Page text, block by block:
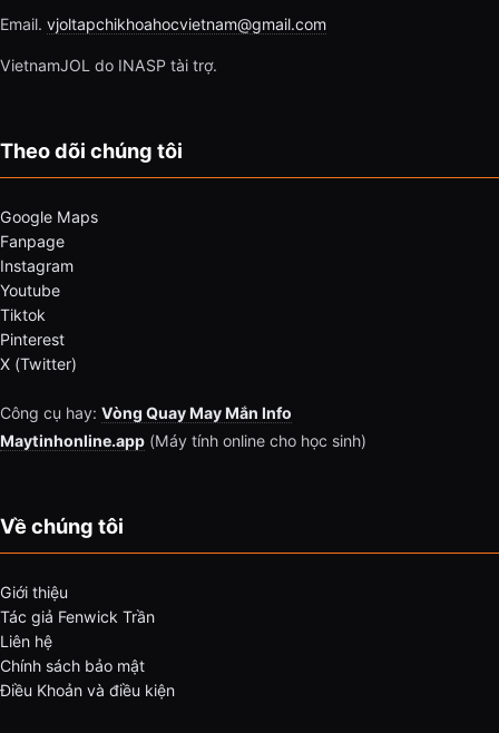
Email. vjoltapchikhoahocvietnam@gmail.com
VietnamJOL do INASP tài trợ.
Theo dõi chúng tôi
Google Maps
Fanpage
Instagram
Youtube
Tiktok
Pinterest
X (Twitter)
Công cụ hay: Vòng Quay May Mắn Info
Maytinhonline.app (Máy tính online cho học sinh)
Về chúng tôi
Giới thiệu
Tác giả Fenwick Trần
Liên hệ
Chính sách bảo mật
Điều Khoản và điều kiện